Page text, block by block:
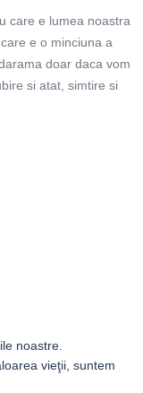
care e lumea noastra
e o minciuna a
doar daca vom
si atat, simtire si
noastre.
vieţii, suntem